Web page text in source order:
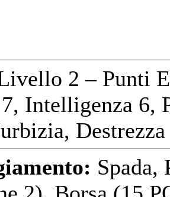
2 – Punti
Intelligenza 6,
Spada,